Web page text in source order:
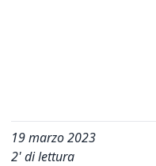
19 marzo 2023
2' di lettura